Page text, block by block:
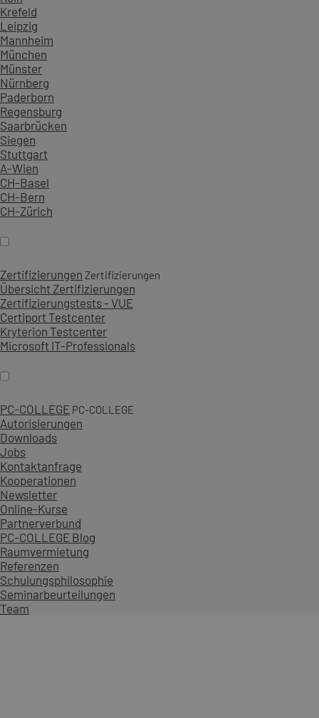
Krefeld
Leipzig
Mannheim
München
Münster
Nürnberg
Paderborn
Regensburg
Saarbrücken
Siegen
Stuttgart
A-Wien
CH-Basel
CH-Bern
CH-Zürich
Zertifizierungen Zertifizierungen
Übersicht Zertifizierungen
Zertifizierungstests - VUE
Certiport Testcenter
Kryterion Testcenter
Microsoft IT-Professionals
PC-COLLEGE PC-COLLEGE
Autorisierungen
Downloads
Jobs
Kontaktanfrage
Kooperationen
Newsletter
Online-Kurse
Partnerverbund
PC-COLLEGE Blog
Raumvermietung
Referenzen
Schulungsphilosophie
Seminarbeurteilungen
Team